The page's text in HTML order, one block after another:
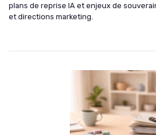
plans de reprise IA et enjeux de
et directions marketing.